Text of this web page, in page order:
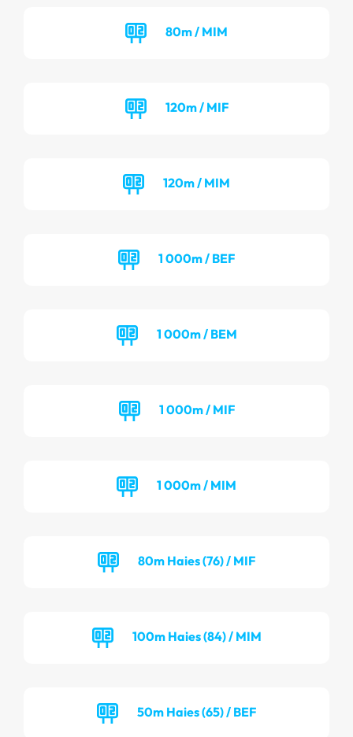
80m / MIM
120m / MIF
120m / MIM
1 000m / BEF
1 000m / BEM
1 000m / MIF
1 000m / MIM
80m Haies (76) / MIF
100m Haies (84) / MIM
50m Haies (65) / BEF